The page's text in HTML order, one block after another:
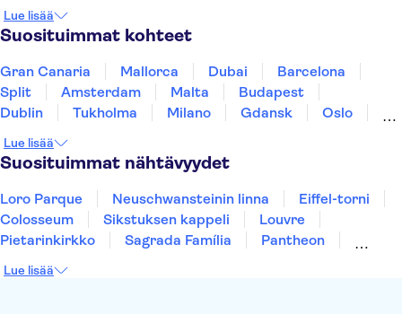
Thaimaa
Turkki
Lue lisää
Suosituimmat kohteet
Gran Canaria Mallorca Dubai
Barcelona
Split
Amsterdam Malta
Budapest
Dublin
Tukholma Milano Gdansk
Oslo
Tallinna
Ljubljana Riika
Lue lisää
Suosituimmat nähtävyydet
Loro Parque Neuschwansteinin linna
Eiffel-torni
Colosseum
Sikstuksen kappeli
Louvre
Pietarinkirkko
Sagrada Família
Pantheon
Keukenhof
Lue lisää